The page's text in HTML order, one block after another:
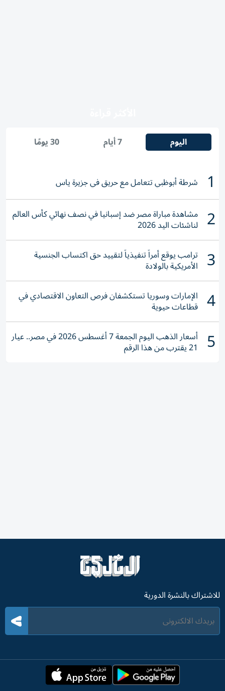
اليوم 7 أيام 30 يومًا
1 شرطة أبوظبي تتعامل مع حريق في جزيرة ياس
2 مشاهدة مباراة مصر ضد إسبانيا في نصف نهائي كأس العالم
لناشئات اليد 2026
3 ترامب يوقع أمراً تنفيذياً لتقييد حق اكتساب الجنسية
الأمريكية بالولادة
4 الإمارات وسوريا تستكشفان فرص التعاون الاقتصادي في
قطاعات حيوية
5 أسعار الذهب اليوم الجمعة 7 أغسطس 2026 في مصر.. عيار
21 يقترب من هذا الرقم
للاشتراك بالنشرة الدورية